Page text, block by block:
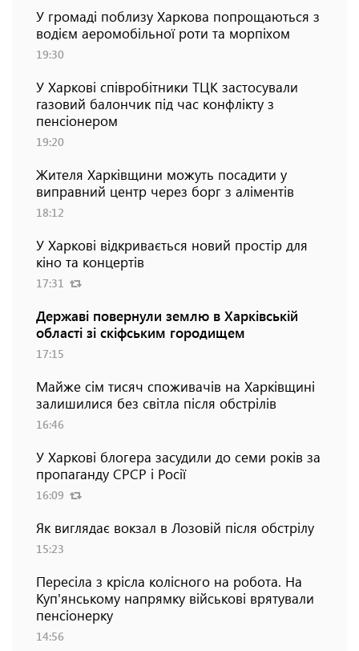
У громаді поблизу Харкова попрощаються з
водієм аеромобільної роти та морпіхом
19:30
У Харкові співробітники ТЦК застосували
газовий балончик під час конфлікту з
пенсіонером
19:20
Жителя Харківщини можуть посадити у
виправний центр через борг з аліментів
18:12
У Харкові відкривається новий простір для
кіно та концертів
17:31
Державі повернули землю в Харківській
області зі скіфським городищем
17:15
Майже сім тисяч споживачів на Харківщині
залишилися без світла після обстрілів
16:46
У Харкові блогера засудили до семи років за
пропаганду СРСР і Росії
16:09
Як виглядає вокзал в Лозовій після обстрілу
15:23
Пересіла з крісла колісного на робота. На
Куп'янському напрямку військові врятували
пенсіонерку
14:56